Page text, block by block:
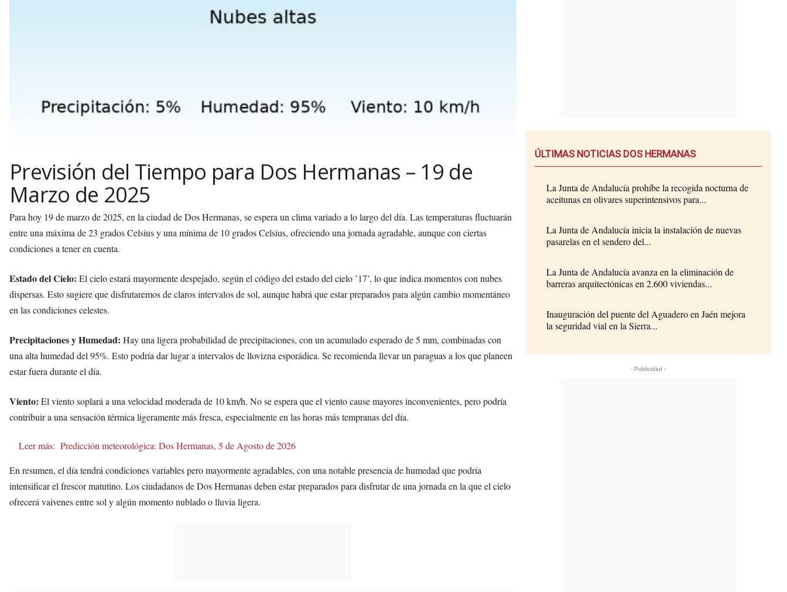
Previsión del Tiempo para Dos Hermanas – 19 de
Marzo de 2025
Para hoy 19 de marzo de 2025, en la ciudad de Dos Hermanas, se espera un clima variado a lo largo del día. Las temperaturas fluctuarán
entre una máxima de 23 grados Celsius y una mínima de 10 grados Celsius, ofreciendo una jornada agradable, aunque con ciertas
condiciones a tener en cuenta.
Estado del Cielo: El cielo estará mayormente despejado, según el código del estado del cielo ’17’, lo que indica momentos con nubes
dispersas. Esto sugiere que disfrutaremos de claros intervalos de sol, aunque habrá que estar preparados para algún cambio momentáneo
en las condiciones celestes.
Precipitaciones y Humedad: Hay una ligera probabilidad de precipitaciones, con un acumulado esperado de 5 mm, combinadas con
una alta humedad del 95%. Esto podría dar lugar a intervalos de llovizna esporádica. Se recomienda llevar un paraguas a los que planeen
estar fuera durante el día.
Viento: El viento soplará a una velocidad moderada de 10 km/h. No se espera que el viento cause mayores inconvenientes, pero podría
contribuir a una sensación térmica ligeramente más fresca, especialmente en las horas más tempranas del día.
Leer más: Predicción meteorológica: Dos Hermanas, 5 de Agosto de 2026
En resumen, el día tendrá condiciones variables pero mayormente agradables, con una notable presencia de humedad que podría
intensificar el frescor matutino. Los ciudadanos de Dos Hermanas deben estar preparados para disfrutar de una jornada en la que el cielo
ofrecerá vaivenes entre sol y algún momento nublado o lluvia ligera.
ÚLTIMAS NOTICIAS DOS HERMANAS
La Junta de Andalucía prohíbe la recogida nocturna de
aceitunas en olivares superintensivos para...
La Junta de Andalucía inicia la instalación de nuevas
pasarelas en el sendero del...
La Junta de Andalucía avanza en la eliminación de
barreras arquitectónicas en 2.600 viviendas...
Inauguración del puente del Aguadero en Jaén mejora
la seguridad vial en la Sierra...
- Publicidad -